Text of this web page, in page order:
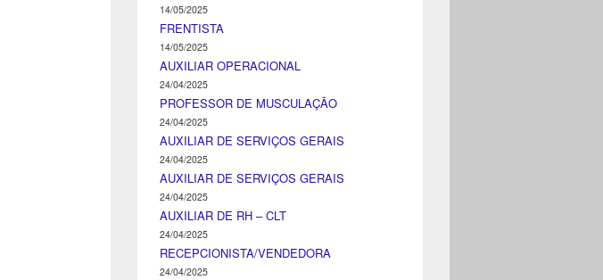
14/05/2025
FRENTISTA
14/05/2025
AUXILIAR OPERACIONAL
24/04/2025
PROFESSOR DE MUSCULAÇÃO
24/04/2025
AUXILIAR DE SERVIÇOS GERAIS
24/04/2025
AUXILIAR DE SERVIÇOS GERAIS
24/04/2025
AUXILIAR DE RH – CLT
24/04/2025
RECEPCIONISTA/VENDEDORA
24/04/2025